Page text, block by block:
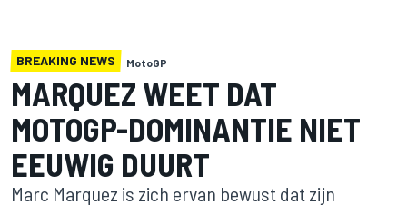
BREAKING NEWS MotoGP
MARQUEZ WEET DAT
MOTOGP-DOMINANTIE NIET
EEUWIG DUURT
Marc Marquez is zich ervan bewust dat zijn